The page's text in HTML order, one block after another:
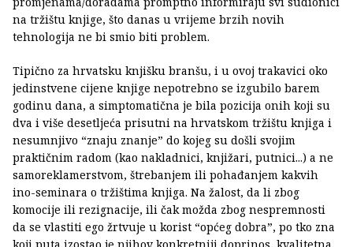
na tržištu knjige, što danas u vrijeme brzih novih
tehnologija ne bi smio biti problem.
Tipično za hrvatsku knjišku branšu, i u ovoj trakavici oko
jedinstvene cijene knjige nepotrebno se izgubilo barem
godinu dana, a simptomatična je bila pozicija onih koji su
dva i više desetljeća prisutni na hrvatskom tržištu knjiga i
nesumnjivo “znaju znanje” do kojeg su došli svojim
praktičnim radom (kao nakladnici, knjižari, putnici...) a ne
samoreklamerstvom, štrebanjem ili pohađanjem kakvih
ino-seminara o tržištima knjiga. Na žalost, da li zbog
komocije ili rezignacije, ili čak možda zbog nespremnosti
da se vlastiti ego žrtvuje u korist “općeg dobra”, po tko zna